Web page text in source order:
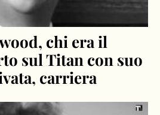
chi era il
sul Titan con suo
carriera